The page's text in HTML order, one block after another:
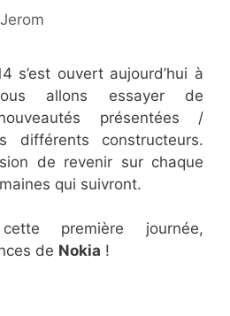
Jerom
s’est ouvert aujourd’hui à
allons essayer de
présentées /
différents constructeurs.
de revenir sur chaque
qui suivront.
première journée,
de Nokia !